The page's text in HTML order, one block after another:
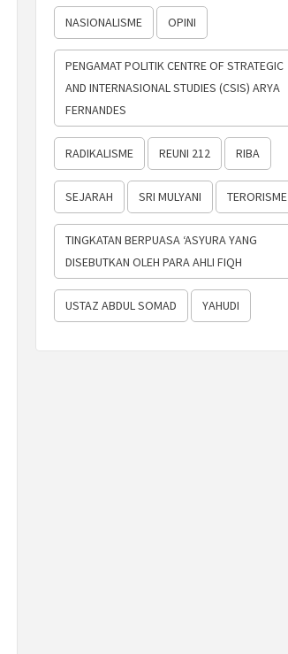
NASIONALISME OPINI
PENGAMAT POLITIK CENTRE OF STRATEGIC
AND INTERNASIONAL STUDIES (CSIS) ARYA
FERNANDES
RADIKALISME REUNI 212 RIBA
SEJARAH SRI MULYANI TERORISME
TINGKATAN BERPUASA ‘ASYURA YANG
DISEBUTKAN OLEH PARA AHLI FIQH
USTAZ ABDUL SOMAD YAHUDI